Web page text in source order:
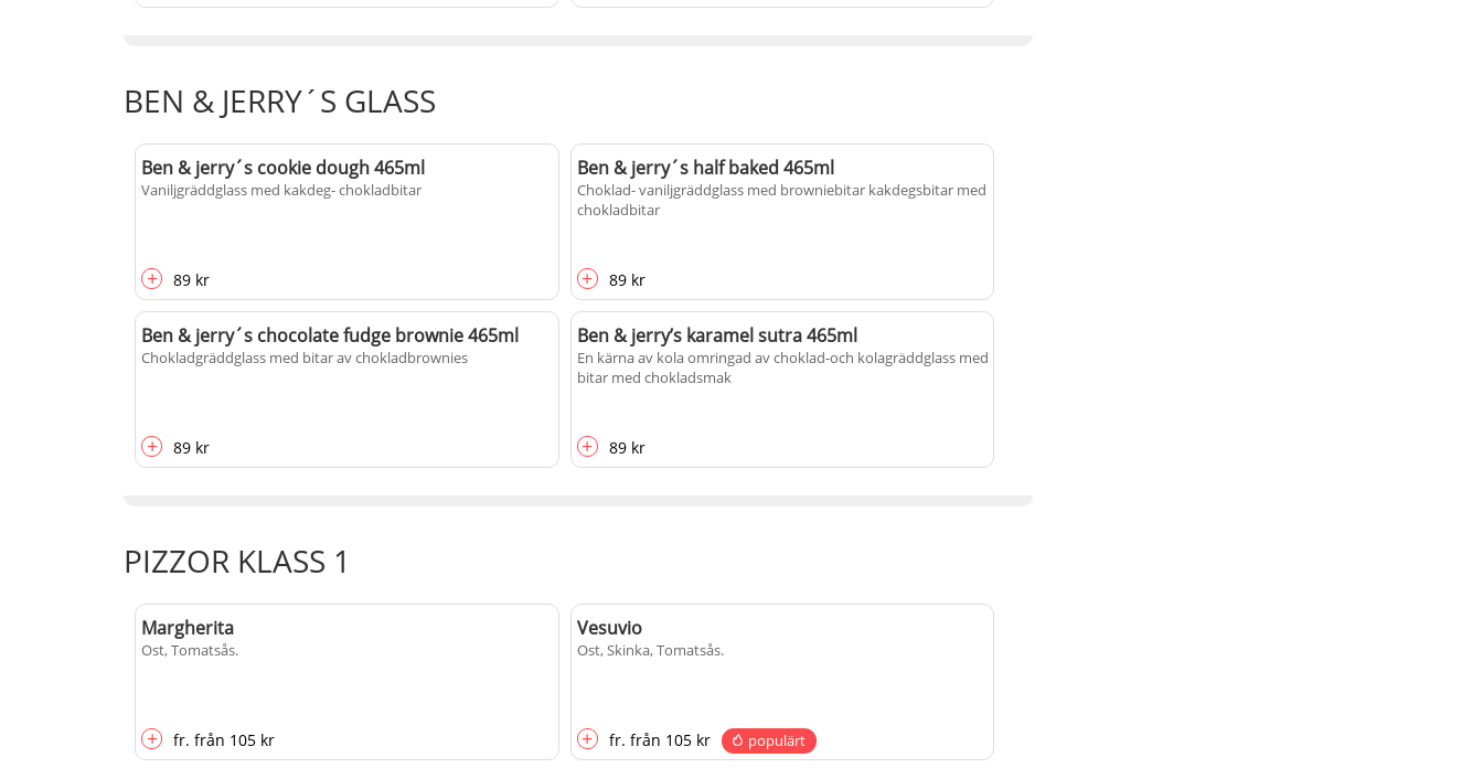
BEN & JERRY´S GLASS
Ben & jerry´s cookie dough 465ml
Vaniljgräddglass med kakdeg- chokladbitar
+ 89 kr
Ben & jerry´s half baked 465ml
Choklad- vaniljgräddglass med browniebitar kakdegsbitar med
chokladbitar
+ 89 kr
Ben & jerry´s chocolate fudge brownie 465ml
Chokladgräddglass med bitar av chokladbrownies
+ 89 kr
Ben & jerry’s karamel sutra 465ml
En kärna av kola omringad av choklad-och kolagräddglass med
bitar med chokladsmak
+ 89 kr
PIZZOR KLASS 1
Margherita
Ost, Tomatsås.
+ fr. från 105 kr
Vesuvio
Ost, Skinka, Tomatsås.
+ fr. från 105 kr populärt